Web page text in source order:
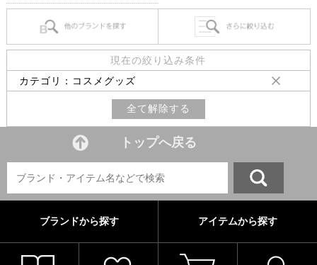
現在の絞り込み条件
カテゴリ：コスメグッズ
全て解除する
トップへ戻る
ブランドから探す アイテムから探す